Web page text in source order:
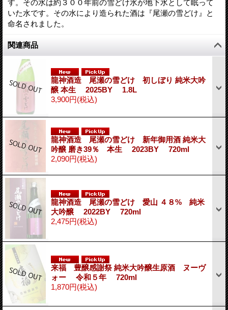
す。その水は約３００年前の雪どけ水が地下水として眠って
いた水です。その水により造られた酒は『尾瀬の雪どけ』と
命名されました。
関連商品
龍神酒造 尾瀬の雪どけ 初しぼり 純米大吟
醸 本生 2025BY 1.8L
3,900円(税込)
龍神酒造 尾瀬の雪どけ 新年御用酒 純米大
吟醸 磨き39％ 本生 2023BY 720ml
2,090円(税込)
龍神酒造 尾瀬の雪どけ 愛山 ４８% 純米
大吟醸 2022BY 720ml
2,475円(税込)
来福 豊醸感謝祭 純米大吟醸生原酒 ヌーヴ
ォー 令和５年 720ml
1,870円(税込)